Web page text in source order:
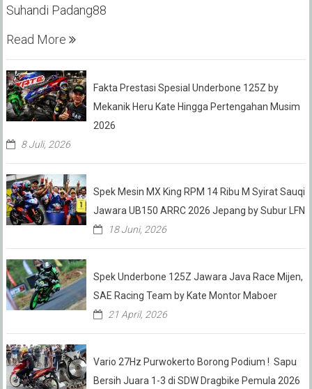
Suhandi Padang88
Read More
Fakta Prestasi Spesial Underbone 125Z by
Mekanik Heru Kate Hingga Pertengahan Musim
2026
8 Juli, 2026
Spek Mesin MX King RPM 14 Ribu M Syirat Sauqi
Jawara UB150 ARRC 2026 Jepang by Subur LFN
18 Juni, 2026
Spek Underbone 125Z Jawara Java Race Mijen,
SAE Racing Team by Kate Montor Maboer
21 April, 2026
Vario 27Hz Purwokerto Borong Podium ! Sapu
Bersih Juara 1-3 di SDW Dragbike Pemula 2026